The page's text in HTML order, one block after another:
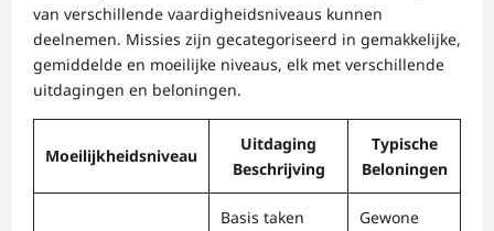
van verschillende vaardigheidsniveaus kunnen
deelnemen. Missies zijn gecategoriseerd in gemakkelijke,
gemiddelde en moeilijke niveaus, elk met verschillende
uitdagingen en beloningen.
Moeilijkheidsniveau
Uitdaging
Beschrijving
Typische
Beloningen
Basis taken
Gewone